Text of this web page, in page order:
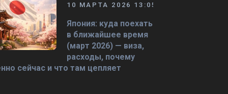
10 МАРТА 2026 13:05
Япония: куда поехать
в ближайшее время
(март 2026) — виза,
расходы, почему
сейчас и что там цепляет